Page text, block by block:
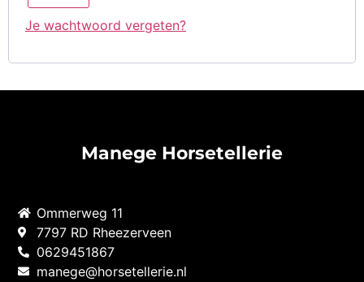
Je wachtwoord vergeten?
Manege Horsetellerie
Ommerweg 11
7797 RD Rheezerveen
0629451867
manege@horsetellerie.nl